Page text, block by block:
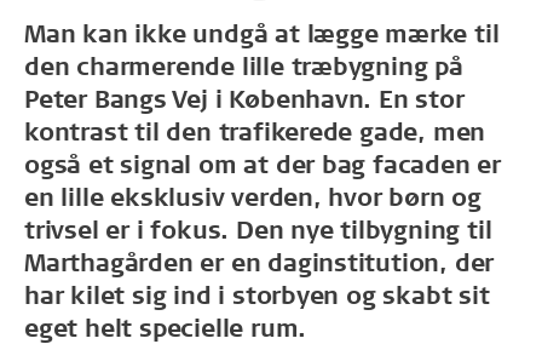
Man kan ikke undgå at lægge mærke til
den charmerende lille træbygning på
Peter Bangs Vej i København. En stor
kontrast til den trafikerede gade, men
også et signal om at der bag facaden er
en lille eksklusiv verden, hvor børn og
trivsel er i fokus. Den nye tilbygning til
Marthagården er en daginstitution, der
har kilet sig ind i storbyen og skabt sit
eget helt specielle rum.